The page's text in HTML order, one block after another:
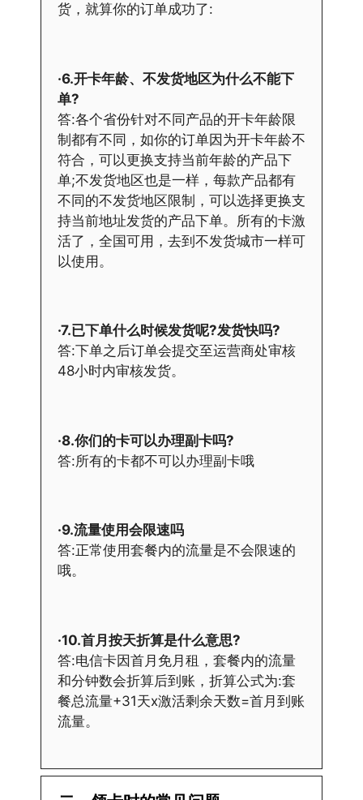
货，就算你的订单成功了:
·6.开卡年龄、不发货地区为什么不能下
单?
答:各个省份针对不同产品的开卡年龄限
制都有不同，如你的订单因为开卡年龄不
符合，可以更换支持当前年龄的产品下
单;不发货地区也是一样，每款产品都有
不同的不发货地区限制，可以选择更换支
持当前地址发货的产品下单。所有的卡激
活了，全国可用，去到不发货城市一样可
以使用。
·7.已下单什么时候发货呢?发货快吗?
答:下单之后订单会提交至运营商处审核
48小时内审核发货。
·8.你们的卡可以办理副卡吗?
答:所有的卡都不可以办理副卡哦
·9.流量使用会限速吗
答:正常使用套餐内的流量是不会限速的
哦。
·10.首月按天折算是什么意思?
答:电信卡因首月免月租，套餐内的流量
和分钟数会折算后到账，折算公式为:套
餐总流量+31天x激活剩余天数=首月到账
流量。